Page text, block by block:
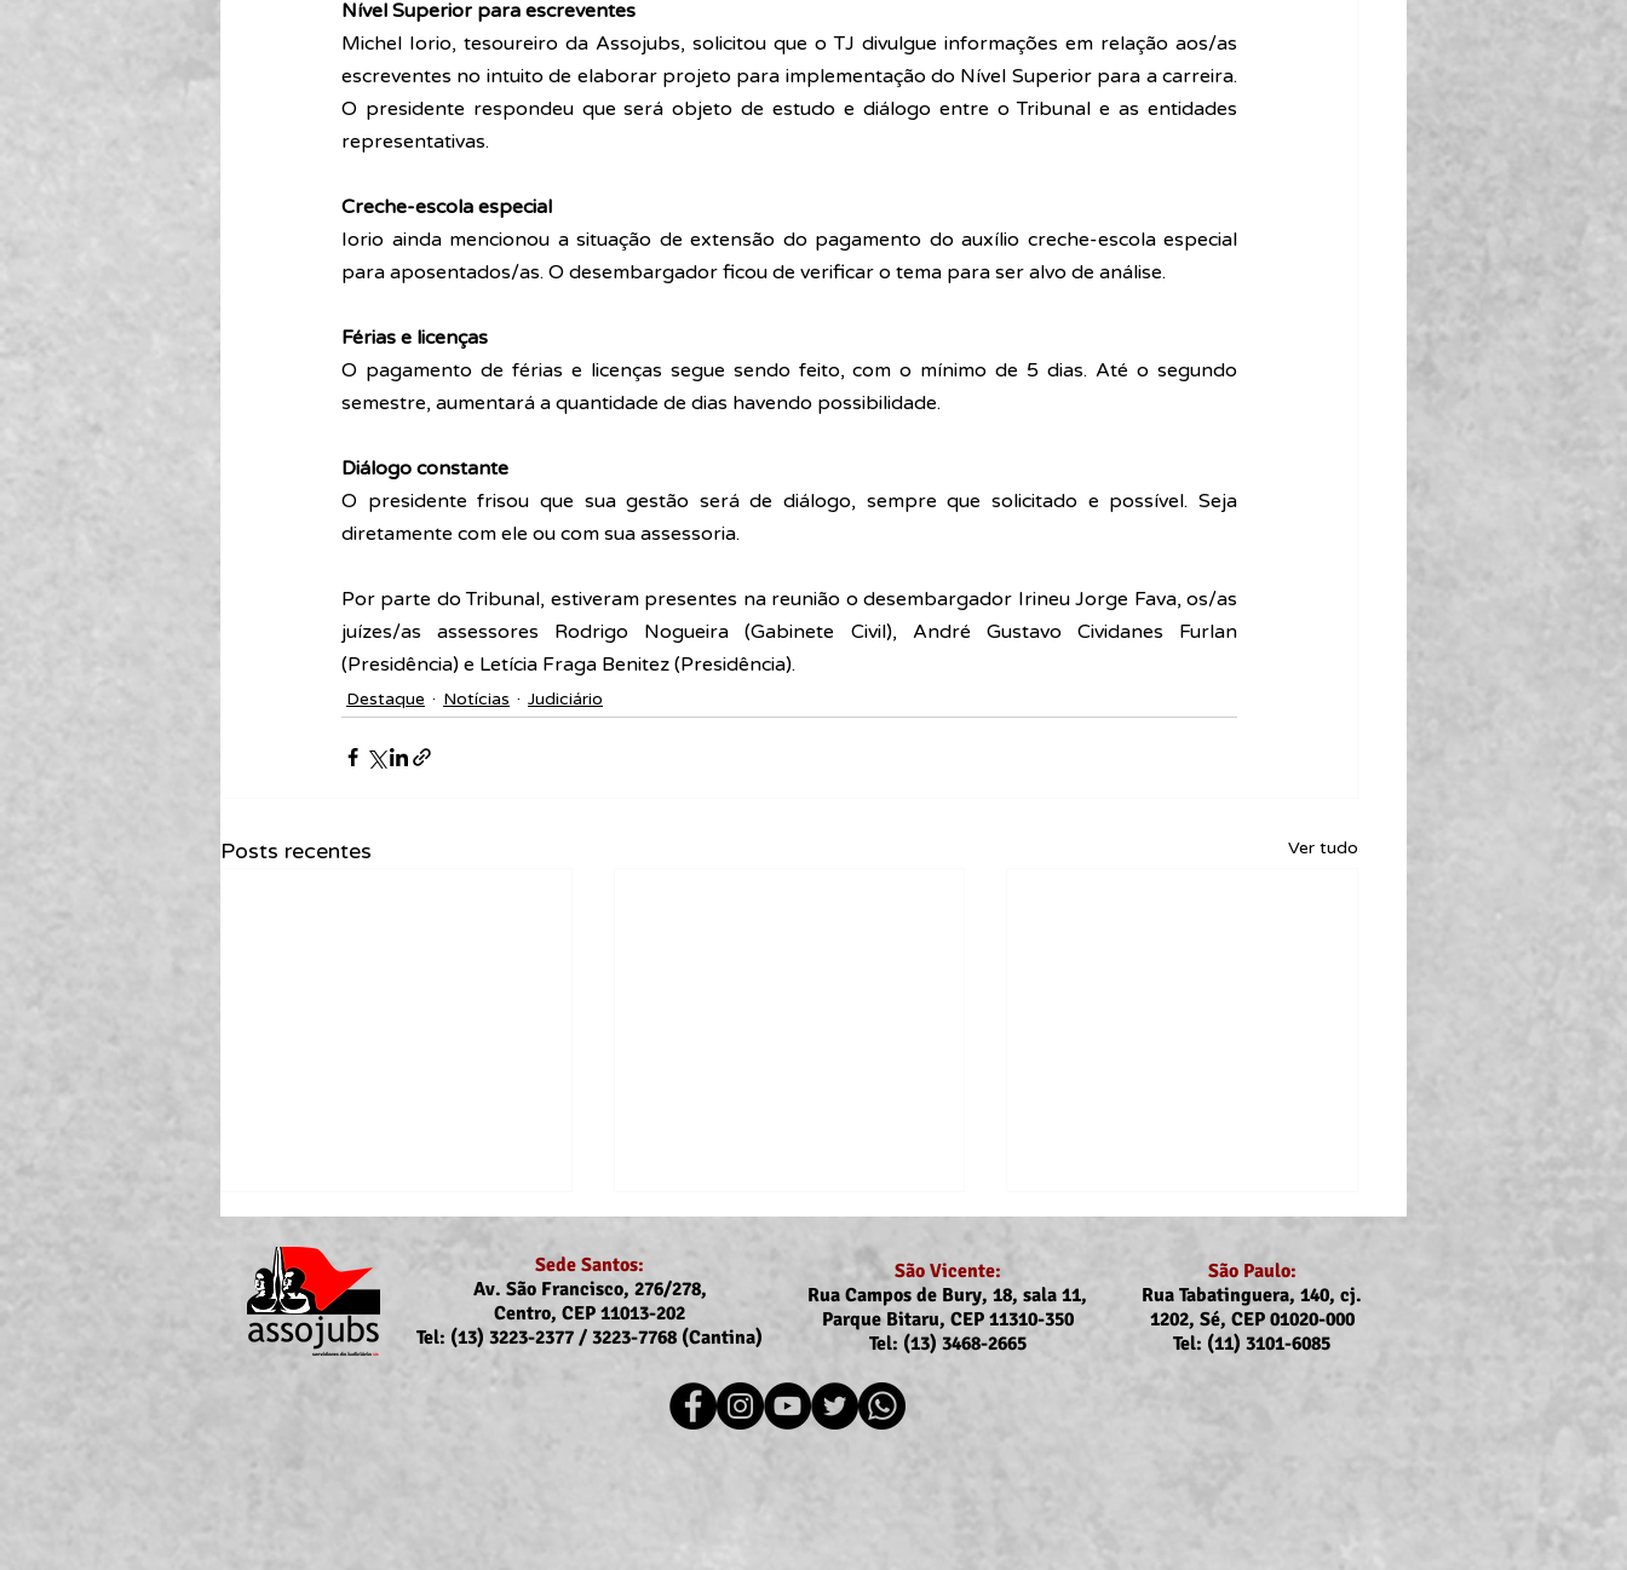
Nível Superior para escreventes
Michel Iorio, tesoureiro da Assojubs, solicitou que o TJ divulgue informações em relação aos/as
escreventes no intuito de elaborar projeto para implementação do Nível Superior para a carreira.
O presidente respondeu que será objeto de estudo e diálogo entre o Tribunal e as entidades
representativas.
Creche-escola especial
Iorio ainda mencionou a situação de extensão do pagamento do auxílio creche-escola especial
para aposentados/as. O desembargador ficou de verificar o tema para ser alvo de análise.
Férias e licenças
O pagamento de férias e licenças segue sendo feito, com o mínimo de 5 dias. Até o segundo
semestre, aumentará a quantidade de dias havendo possibilidade.
Diálogo constante
O presidente frisou que sua gestão será de diálogo, sempre que solicitado e possível. Seja
diretamente com ele ou com sua assessoria.
Por parte do Tribunal, estiveram presentes na reunião o desembargador Irineu Jorge Fava, os/as
juízes/as assessores Rodrigo Nogueira (Gabinete Civil), André Gustavo Cividanes Furlan
(Presidência) e Letícia Fraga Benitez (Presidência).
Destaque Notícias Judiciário
Posts recentes Ver tudo
Recomposição do auxílio-
Sede Santos:
Av. São Francisco, 276/278,
Centro, CEP 11013-202
Tel: (13) 3223-2377 / 3223-7768 (Cantina)
São Vicente:
Rua Campos de Bury, 18, sala 11,
Parque Bitaru, CEP 11310-350
Tel: (13) 3468-2665
São Paulo:
Rua Tabatinguera, 140, cj.
1202, Sé, CEP 01020-000
Tel: (11) 3101-6085